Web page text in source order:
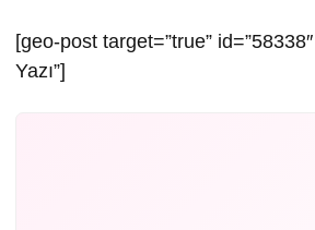
[geo-post target=”true”
Yazı”]